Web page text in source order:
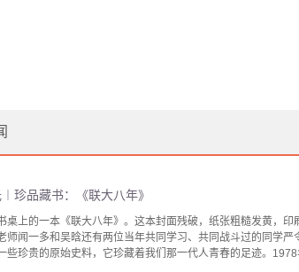
珍品藏书：《联大八年》
桌上的一本《联大八年》。这本封面残破，纸张粗糙发黄，
师闻一多和吴晗还有两位当年共同学习、共同战斗过的同学
些珍贵的原始史料，它珍藏着我们那一代人青春的足迹。